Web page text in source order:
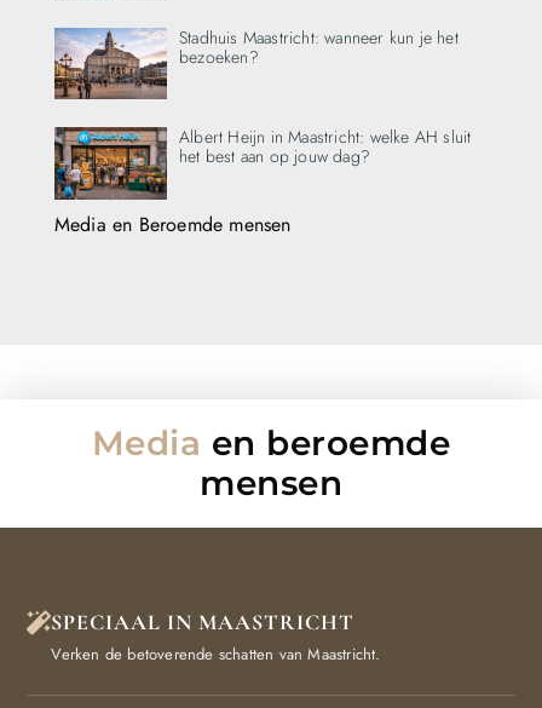
Stadhuis Maastricht: wanneer kun je het
bezoeken?
Albert Heijn in Maastricht: welke AH sluit
het best aan op jouw dag?
Media en Beroemde mensen
Media en beroemde
mensen
SPECIAAL IN MAASTRICHT
Verken de betoverende schatten van Maastricht.